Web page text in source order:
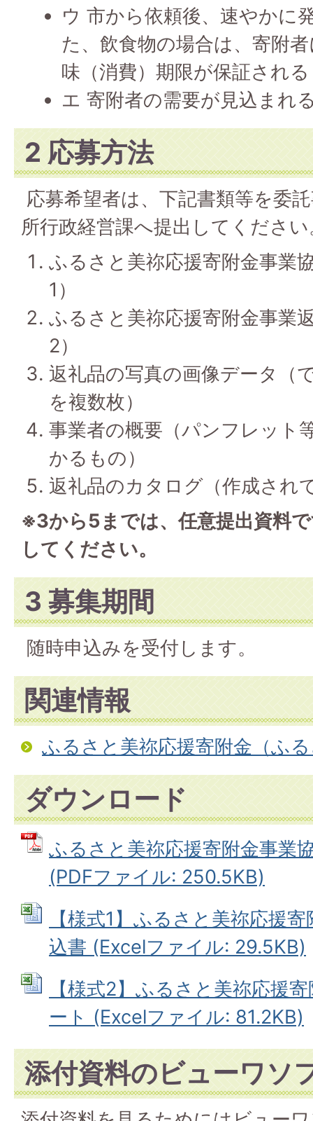
ウ 市から依頼後、速やかに
た、飲食物の場合は、寄附
味（消費）期限が保証され
エ 寄附者の需要が見込まれ
2 応募方法
応募希望者は、下記書類等を委
所行政経営課へ提出してください
ふるさと美祢応援寄附金事業
1）
ふるさと美祢応援寄附金事業
2）
返礼品の写真の画像データ（
を複数枚）
事業者の概要（パンフレット
かるもの）
返礼品のカタログ（作成され
※3から5までは、任意提出資料
してください。
3 募集期間
随時申込みを受付します。
関連情報
ふるさと美祢応援寄附金（ふ
ダウンロード
ふるさと美祢応援寄附金事業
(PDFファイル: 250.5KB)
【様式1】ふるさと美祢応援
込書 (Excelファイル: 29.5KB)
【様式2】ふるさと美祢応援
ート (Excelファイル: 81.2KB)
添付資料のビューワソ